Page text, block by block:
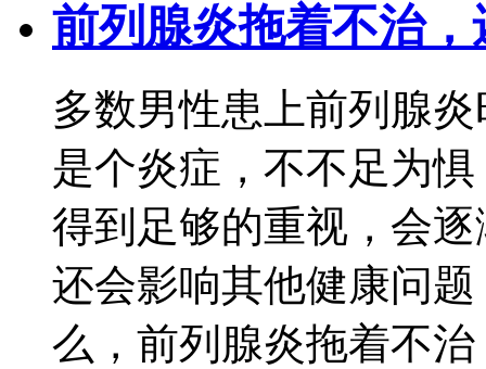
前列腺炎拖着不治
多数男性患上前列腺
是个炎症，不不足为
得到足够的重视，会
还会影响其他健康问
么，前列腺炎拖着不